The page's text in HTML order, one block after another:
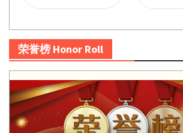
荣誉榜 Honor Roll